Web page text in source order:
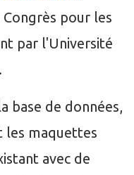
pour les
par l'Université
base de données,
les maquettes
avec de